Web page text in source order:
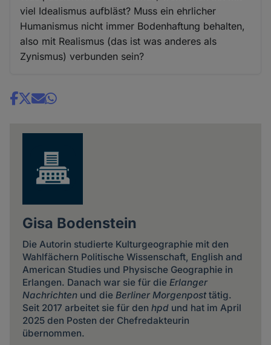
viel Idealismus aufbläst? Muss ein ehrlicher
Humanismus nicht immer Bodenhaftung behalten,
also mit Realismus (das ist was anderes als
Zynismus) verbunden sein?
Share
Gisa Bodenstein
Die Autorin studierte Kulturgeographie mit den
Wahlfächern Politische Wissenschaft, English and
American Studies und Physische Geographie in
Erlangen. Danach war sie für die Erlanger
Nachrichtenund die Berliner Morgenposttätig.
Seit 2017 arbeitet sie für den hpdund hat im April
2025 den Posten der Chefredakteurin
übernommen.